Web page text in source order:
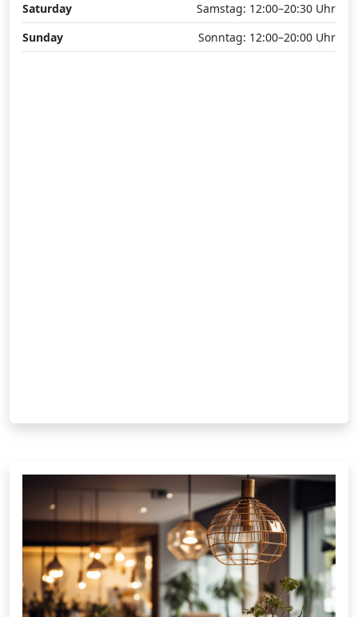
Saturday
Samstag: 12:00–20:30 Uhr
Sunday
Sonntag: 12:00–20:00 Uhr